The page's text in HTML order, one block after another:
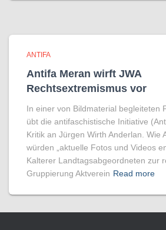
ANTIFA
Antifa Meran wirft JWA
Rechtsextremismus vor
In einer von Bildmaterial begleiteten
übt die antifaschistische Initiative
Kritik an Jürgen Wirth Anderlan. Wie
würden „aktuelle Fotos und Videos
Kalterer Landtagsabgeordneten zur
Gruppierung Aktverein Read more